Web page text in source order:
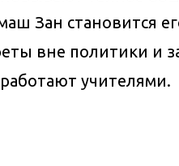
Зан становится
вне политики и
учителями.